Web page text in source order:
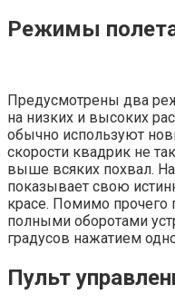
Режимы
Предусмотрены два
на низких и высоких
обычно используют
скорости квадрик не
выше всяких похвал.
показывает свою
красе. Помимо
полными оборотами
градусов нажатием
Пульт